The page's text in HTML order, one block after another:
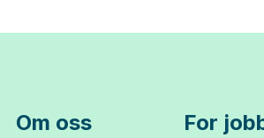
Om oss For